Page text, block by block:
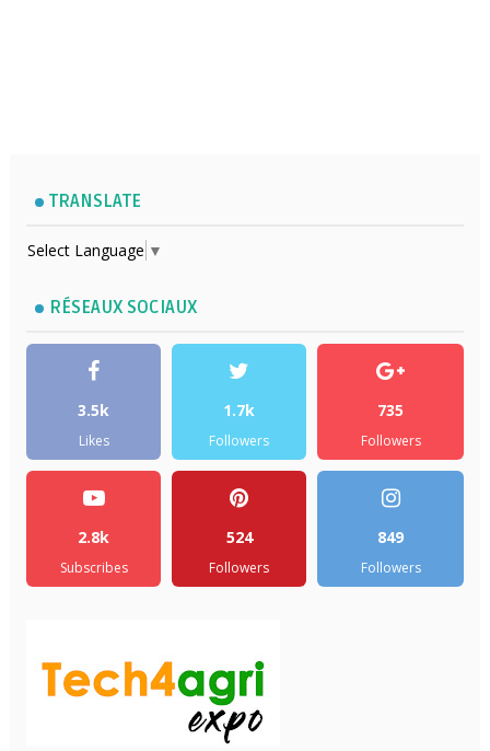
TRANSLATE
Select Language ▼
RÉSEAUX SOCIAUX
3.5k
Likes
1.7k
Followers
735
Followers
2.8k
Subscribes
524
Followers
849
Followers